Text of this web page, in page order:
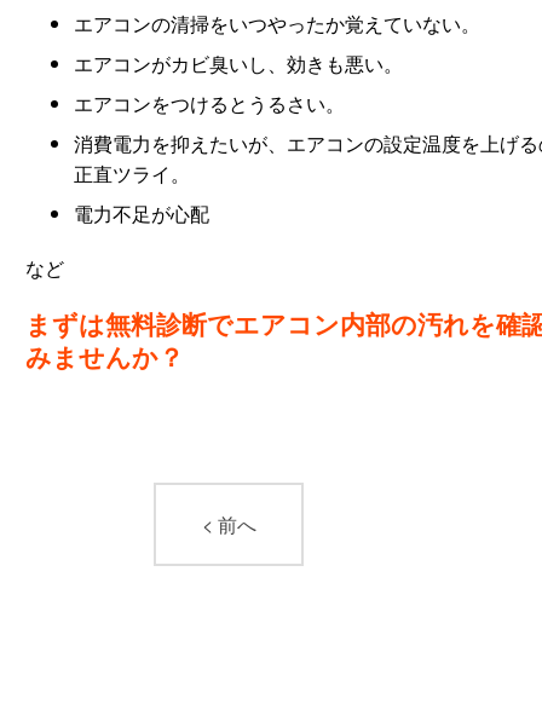
エアコンの清掃をいつやったか覚えていない。
エアコンがカビ臭いし、効きも悪い。
エアコンをつけるとうるさい。
消費電力を抑えたいが、エアコンの設定温度を上げ
正直ツライ。
電力不足が心配
など
まずは無料診断でエアコン内部の汚れを確
みませんか？
< 前へ